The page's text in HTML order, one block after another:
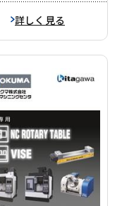
詳しく見る